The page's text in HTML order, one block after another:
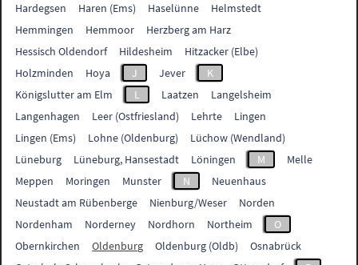
Hardegsen
Haren (Ems) Haselünne
Helmstedt
Hemmingen
Hemmoor
Herzberg am Harz
Hessisch Oldendorf
Hildesheim
Hitzacker (Elbe)
Holzminden
Hoya J Jever
K
Königslutter am Elm
L Laatzen
Langelsheim
Langenhagen
Leer (Ostfriesland) Lehrte
Lingen
Lingen (Ems)
Lohne (Oldenburg)
Lüchow (Wendland)
Lüneburg
Lüneburg, Hansestadt Löningen M
Melle
Meppen
Moringen Munster N
Neuenhaus
Neustadt am Rübenberge
Nienburg/Weser
Norden
Nordenham
Norderney Nordhorn Northeim
O
Obernkirchen
Oldenburg Oldenburg (Oldb)
Osnabrück